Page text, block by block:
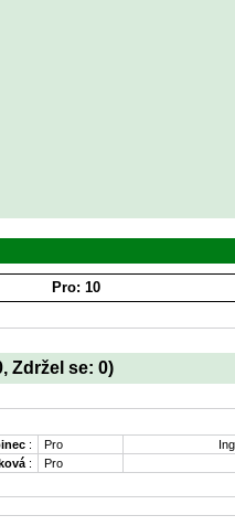
Pro: 10
Zdržel se: 0)
: Pro
: Pro